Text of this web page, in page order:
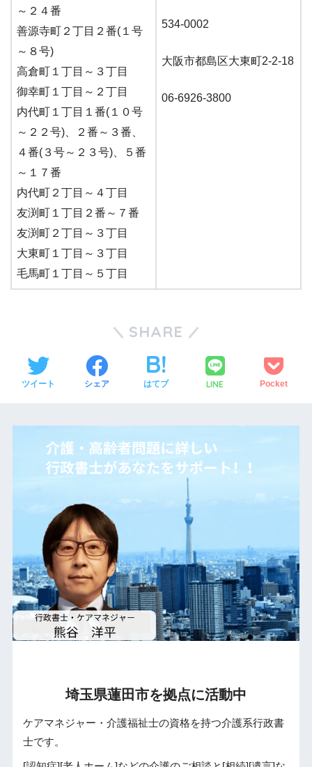
～２４番
善源寺町２丁目２番(１号
～８号)
高倉町１丁目～３丁目
御幸町１丁目～２丁目
内代町１丁目１番(１０号
～２２号)、２番～３番、
４番(３号～２３号)、５番
～１７番
内代町２丁目～４丁目
友渕町１丁目２番～７番
友渕町２丁目～３丁目
大東町１丁目～３丁目
毛馬町１丁目～５丁目
534-0002
大阪市都島区大東町2-2-18
06-6926-3800
SHARE
ツイート シェア はてブ LINE Pocket
埼玉県蓮田市を拠点に活動中
ケアマネジャー・介護福祉士の資格を持つ介護系行政書
士です。